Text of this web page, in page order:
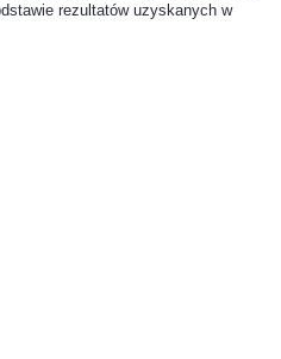
rezultatów uzyskanych w